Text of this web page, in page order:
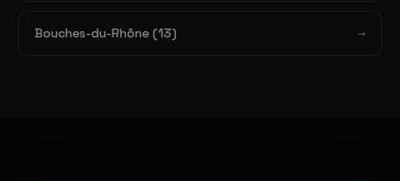
Bouches-du-Rhône (13)